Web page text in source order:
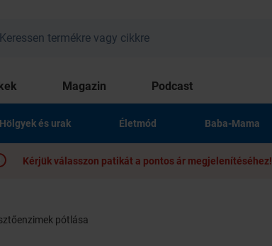
Magazin Podcast
Hölgyek és urak Életmód Baba-Mama
Kérjük válasszon patikát a pontos ár megjelenítéséhez!
pótlása